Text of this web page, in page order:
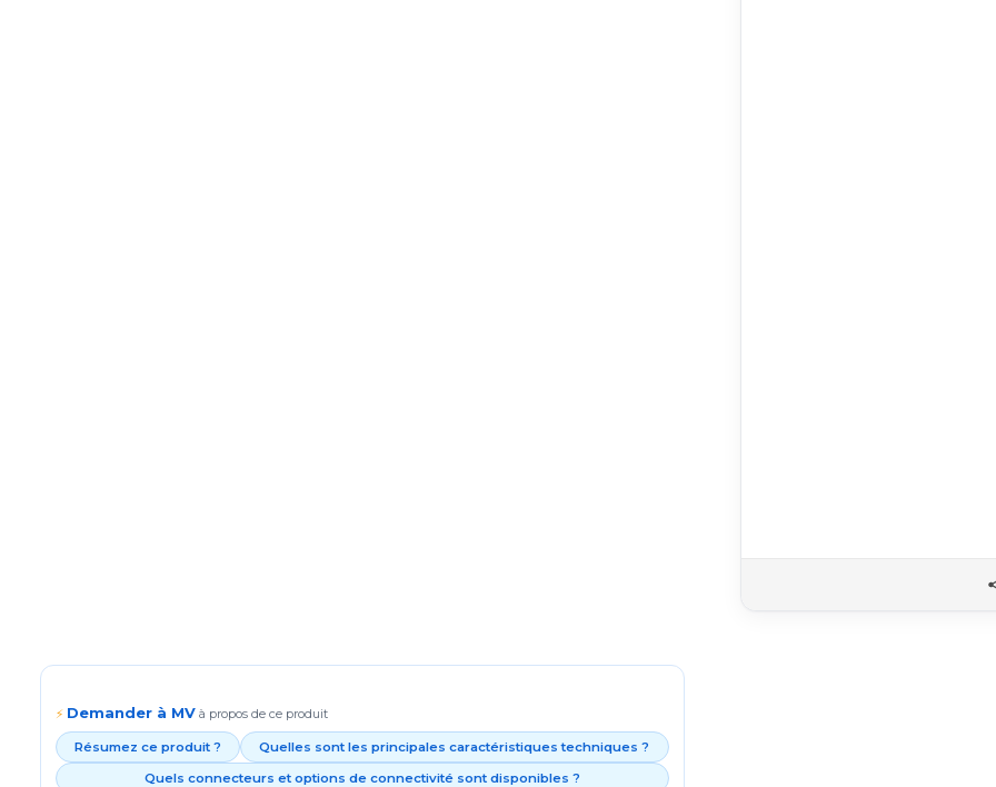
⚡ Demander à MV à propos de ce produit
Résumez ce produit ?
Quelles sont les principales caractéristiques techniques ?
Quels connecteurs et options de connectivité sont disponibles ?